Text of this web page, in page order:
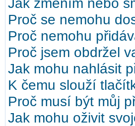
Proč se nemohu
Proč nemohu
Proč jsem obdržel
Jak mohu nahlásit
K čemu slouží
Proč musí být můj
Jak mohu oživit